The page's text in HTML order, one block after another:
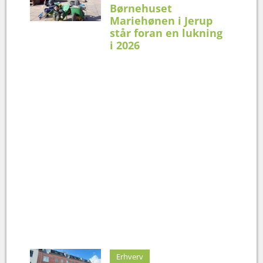
Børnehuset
Mariehønen i Jerup
står foran en lukning
i 2026
Erhverv